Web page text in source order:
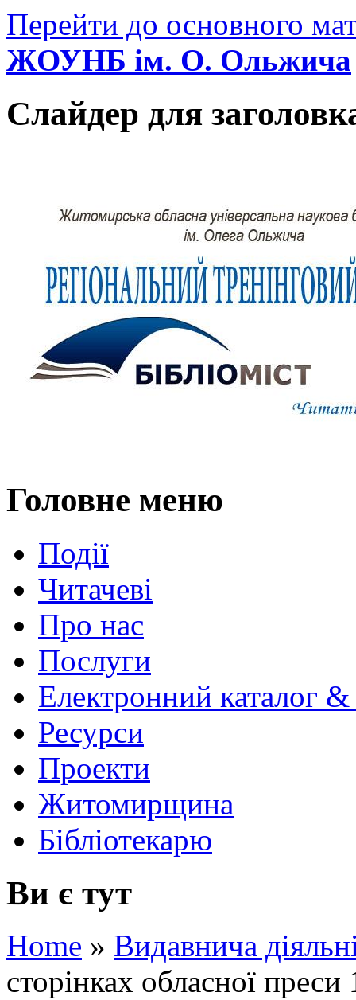
Перейти до основного
ЖОУНБ ім. О. Ольжича
Слайдер для
Головне меню
Події
Читачеві
Про нас
Послуги
Електронний каталог
Ресурси
Проекти
Житомирщина
Бібліотекарю
Ви є тут
Home » Видавнича
сторінках обласної